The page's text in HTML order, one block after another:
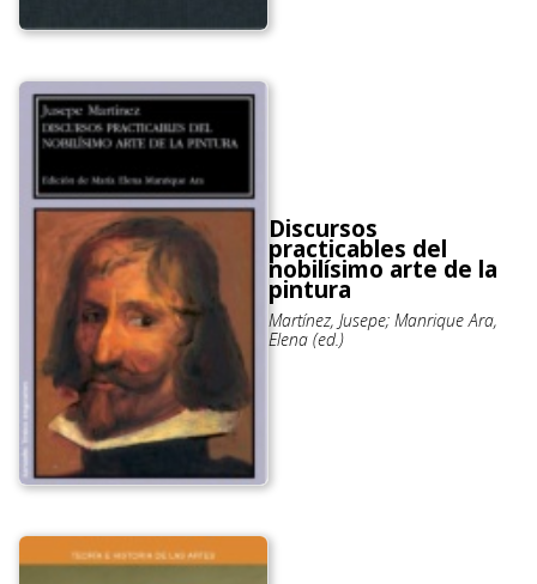
Discursos
practicables del
nobilísimo arte de la
pintura
Martínez, Jusepe; Manrique Ara,
Elena (ed.)